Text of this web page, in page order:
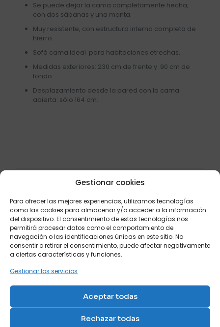
Gestionar cookies
Para ofrecer las mejores experiencias, utilizamos tecnologías
como las cookies para almacenar y/o acceder a la información
del dispositivo. El consentimiento de estas tecnologías nos
permitirá procesar datos como el comportamiento de
navegación o las identificaciones únicas en este sitio. No
consentir o retirar el consentimiento, puede afectar negativamente
a ciertas características y funciones.
Gestionar los servicios
Aceptar todas
Rechazar todas
Se puede dejar la cama completamente hecha,
con dos sábanas y una manta.
Muy resistente, con estructura interna completa de
hierro.
Sofá cama ideal para habitaciones etrechas.
Medidas exteriores: 230 cm de frente y 90 cm de
fondo.
Desplazamiento desde la pared con la cama
abierta: sólo 164 cm.
F-MYSTIC1, F-MYSTIC136, F-MYSTIC18, F-MYSTIC214, F-
cama Horizontal con cama de
matrimonio”
Tu dirección de correo electrónico no será publicada.Los
campos obligatorios están marcados con*
Tu puntuación *
estrellas estrellas
Productos relacionados
Sofá cama litera
Ref: H2
Valorado